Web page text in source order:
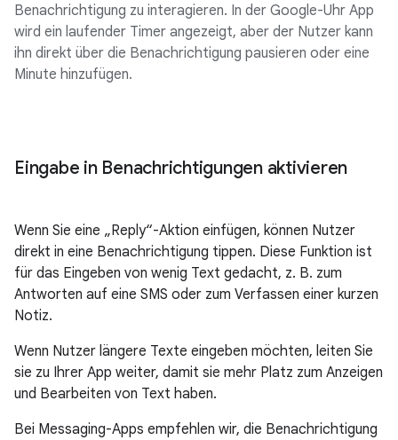
Benachrichtigung zu interagieren. In der Google-Uhr App
wird ein laufender Timer angezeigt, aber der Nutzer kann
ihn direkt über die Benachrichtigung pausieren oder eine
Minute hinzufügen.
Eingabe in Benachrichtigungen aktivieren
Wenn Sie eine „Reply“-Aktion einfügen, können Nutzer
direkt in eine Benachrichtigung tippen. Diese Funktion ist
für das Eingeben von wenig Text gedacht, z. B. zum
Antworten auf eine SMS oder zum Verfassen einer kurzen
Notiz.
Wenn Nutzer längere Texte eingeben möchten, leiten Sie
sie zu Ihrer App weiter, damit sie mehr Platz zum Anzeigen
und Bearbeiten von Text haben.
Bei Messaging-Apps empfehlen wir, die Benachrichtigung